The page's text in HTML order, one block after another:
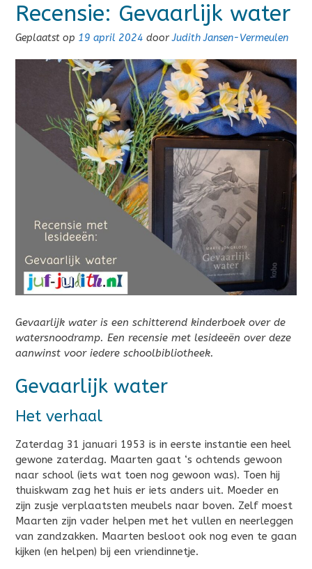
Recensie: Gevaarlijk water
Geplaatst op 19 april 2024 doorJudith Jansen-Vermeulen
Gevaarlijk water is een schitterend kinderboek over de
watersnoodramp. Een recensie met lesideeën over deze
aanwinst voor iedere schoolbibliotheek.
Gevaarlijk water
Het verhaal
Zaterdag 31 januari 1953 is in eerste instantie een heel
gewone zaterdag. Maarten gaat ‘s ochtends gewoon
naar school (iets wat toen nog gewoon was). Toen hij
thuiskwam zag het huis er iets anders uit. Moeder en
zijn zusje verplaatsten meubels naar boven. Zelf moest
Maarten zijn vader helpen met het vullen en neerleggen
van zandzakken. Maarten besloot ook nog even te gaan
kijken (en helpen) bij een vriendinnetje.